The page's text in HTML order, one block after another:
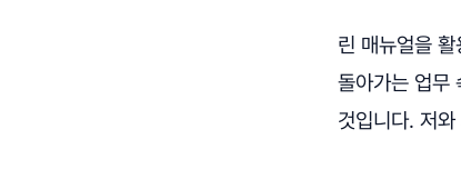
린 매뉴얼을
돌아가는 업무
것입니다. 저